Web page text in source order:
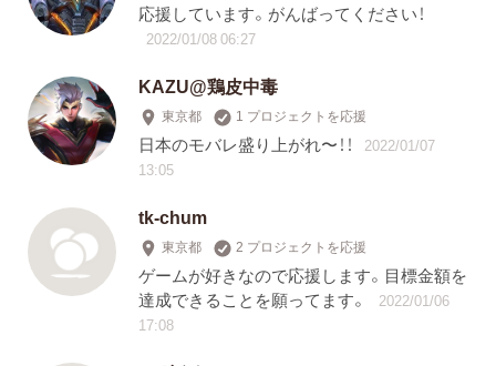
応援しています。がんばってください！
2022/01/08 06:27
KAZU@鶏皮中毒
東京都 1 プロジェクトを応援
日本のモバレ盛り上がれ〜！！
2022/01/07
13:05
tk-chum
東京都 2 プロジェクトを応援
ゲームが好きなので応援します。目標金額を
達成できることを願ってます。
2022/01/06
17:08